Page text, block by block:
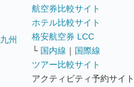
九州
航空券比較サイト
ホテル比較サイト
格安航空券 LCC
└ 国内線 ｜ 国際線
ツアー比較サイト
アクティビティ予約サイト